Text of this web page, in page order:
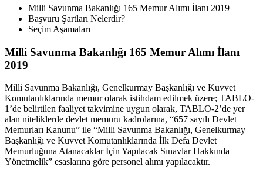
Milli Savunma Bakanlığı 165 Memur Alımı İlanı 2019
Başvuru Şartları Nelerdir?
Seçim Aşamaları
Milli Savunma Bakanlığı 165 Memur Alımı İlanı
2019
Milli Savunma Bakanlığı, Genelkurmay Başkanlığı ve Kuvvet
Komutanlıklarında memur olarak istihdam edilmek üzere; TABLO-
1’de belirtilen faaliyet takvimine uygun olarak, TABLO-2’de yer
alan niteliklerde devlet memuru kadrolarına, “657 sayılı Devlet
Memurları Kanunu” ile “Milli Savunma Bakanlığı, Genelkurmay
Başkanlığı ve Kuvvet Komutanlıklarında İlk Defa Devlet
Memurluğuna Atanacaklar İçin Yapılacak Sınavlar Hakkında
Yönetmelik” esaslarına göre personel alımı yapılacaktır.